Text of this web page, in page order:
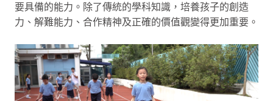
要具備的能力。除了傳統的學科知識，培養孩子的創造
力、解難能力、合作精神及正確的價值觀變得更加重要。